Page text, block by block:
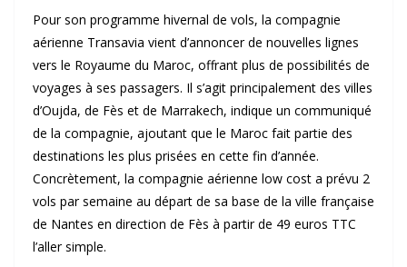
Pour son programme hivernal de vols, la compagnie
aérienne Transavia vient d’annoncer de nouvelles lignes
vers le Royaume du Maroc, offrant plus de possibilités de
voyages à ses passagers. Il s’agit principalement des villes
d’Oujda, de Fès et de Marrakech, indique un communiqué
de la compagnie, ajoutant que le Maroc fait partie des
destinations les plus prisées en cette fin d’année.
Concrètement, la compagnie aérienne low cost a prévu 2
vols par semaine au départ de sa base de la ville française
de Nantes en direction de Fès à partir de 49 euros TTC
l’aller simple.